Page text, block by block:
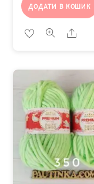
ДОДАТИ В КОШИК
Share